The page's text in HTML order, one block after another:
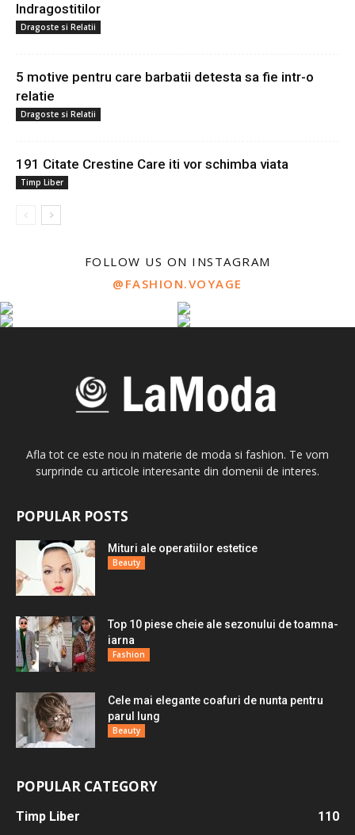
Indragostitilor
Dragoste si Relatii
5 motive pentru care barbatii detesta sa fie intr-o
relatie
Dragoste si Relatii
191 Citate Crestine Care iti vor schimba viata
Timp Liber
FOLLOW US ON INSTAGRAM
@FASHION.VOYAGE
Afla tot ce este nou in materie de moda si fashion. Te vom
surprinde cu articole interesante din domenii de interes.
POPULAR POSTS
Mituri ale operatiilor estetice
Beauty
Top 10 piese cheie ale sezonului de toamna-
iarna
Fashion
Cele mai elegante coafuri de nunta pentru
parul lung
Beauty
POPULAR CATEGORY
Timp Liber
110